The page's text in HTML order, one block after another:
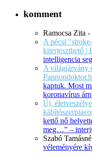
komment
Ramocsa Zita -
A pécsi
kiterjeszthető |
intelligencia
A világjárvány
kaptuk. Most
koronavírus
Új,
kettő nő
meg…” –
Szabó Tamásné
véleményére